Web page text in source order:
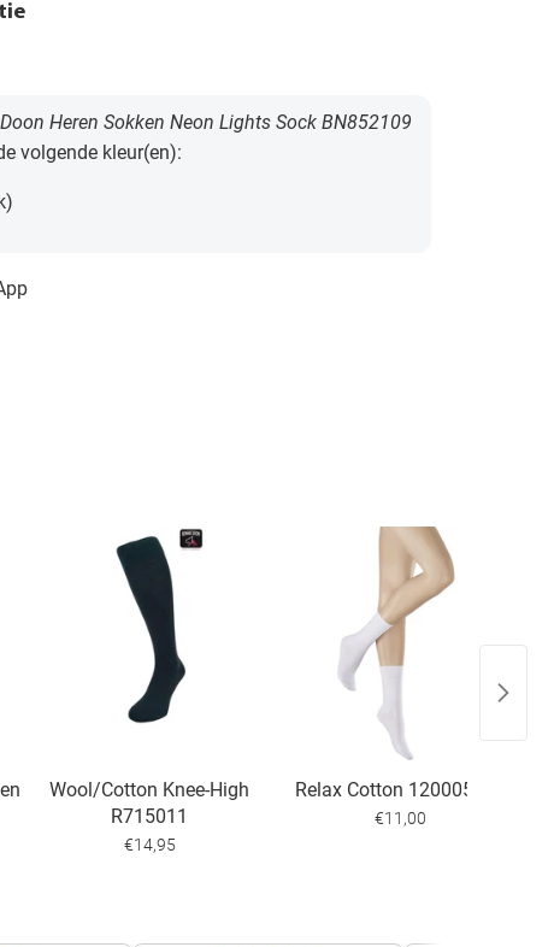
Heren Sokken Neon Lights Sock BN852109
volgende kleur(en):
Wool/Cotton Knee-High
R715011
€14,95
Relax Cotton 120005120
€11,00